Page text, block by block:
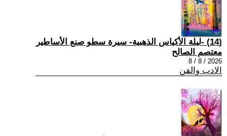
(14) -ليلة الأكياس الذهبية- سيرة سطو صنع الأساطير
معتصم الصالح
2026 / 8 / 8
الادب والفن